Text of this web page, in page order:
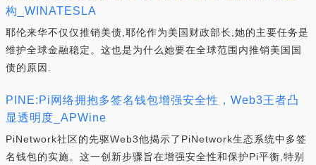
构_WINATESLA
耶伦来华不仅仅推销美债,耶伦作为美国财政部长,她的主要任务是
维护全球金融稳定。这也是为什么她要在全球范围内推销美国国
债的原因.
PINE:Pi网络拥抱多签名钱包增强安全性，Web3王者凸
显透明度_APWine
PiNetwork社区的先驱Web3他揭示了PiNetwork生态系统中多签
名钱包的实施。这一创新步骤旨在增强安全性和保护Pi平衡,特别